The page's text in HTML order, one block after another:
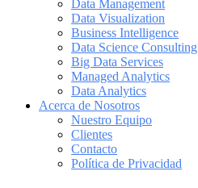
Data Management
Data Visualization
Business Intelligence
Data Science Consulting
Big Data Services
Managed Analytics
Data Analytics
Acerca de Nosotros
Nuestro Equipo
Clientes
Contacto
Política de Privacidad